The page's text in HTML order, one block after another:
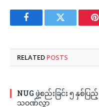
FacebookTwitter
RELATED POSTS
NUG ဖွဲ့စည်းခြင်း ၅ နှစ်
သဝဏ်လွှာ